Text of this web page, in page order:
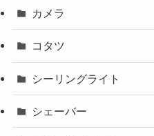
カメラ
コタツ
シーリングライト
シェーバー